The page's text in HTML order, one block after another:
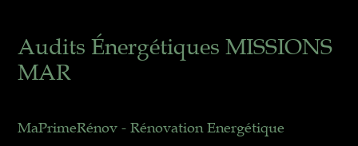
Audits Énergétiques MISSIONS
MAR
MaPrimeRénov - Rénovation Energétique